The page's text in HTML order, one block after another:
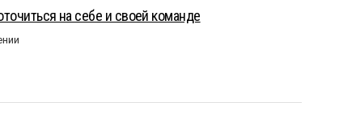
на себе и своей команде